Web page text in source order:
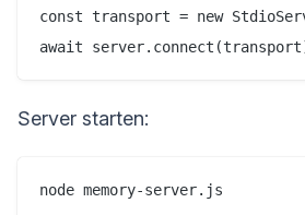
const transport = new
Server starten: